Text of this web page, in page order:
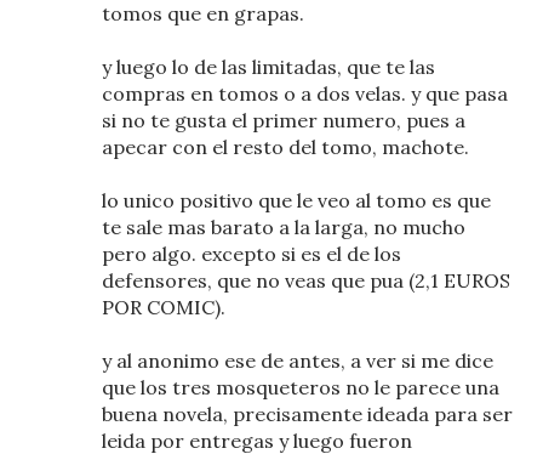
tomos que en grapas.
y luego lo de las limitadas, que te las
compras en tomos o a dos velas. y que pasa
si no te gusta el primer numero, pues a
apecar con el resto del tomo, machote.
lo unico positivo que le veo al tomo es que
te sale mas barato a la larga, no mucho
pero algo. excepto si es el de los
defensores, que no veas que pua (2,1 EUROS
POR COMIC).
y al anonimo ese de antes, a ver si me dice
que los tres mosqueteros no le parece una
buena novela, precisamente ideada para ser
leida por entregas y luego fueron